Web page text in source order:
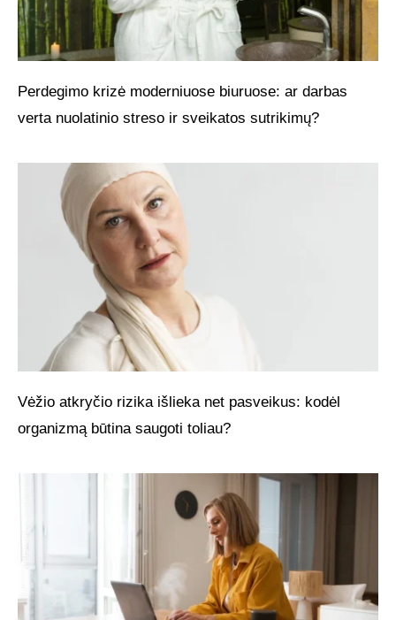
Perdegimo krizė moderniuose biuruose: ar darbas
verta nuolatinio streso ir sveikatos sutrikimų?
Vėžio atkryčio rizika išlieka net pasveikus: kodėl
organizmą būtina saugoti toliau?